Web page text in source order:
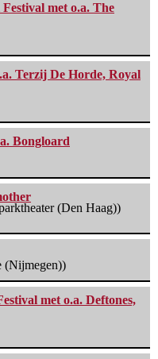
met o.a. The
Terzij De Horde, Royal
Bongloard
(Den Haag))
(Nijmegen))
met o.a. Deftones,